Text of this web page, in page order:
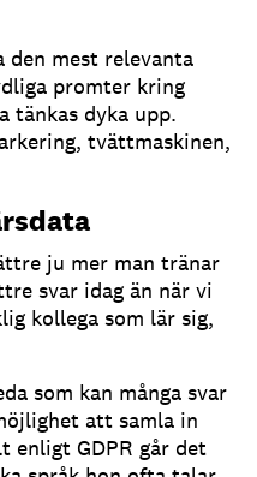
den mest relevanta
promter kring
tänkas dyka upp.
tvättmaskinen,
ju mer man tränar
svar idag än när vi
kollega som lär sig,
som kan många svar
att samla in
enligt GDPR går det